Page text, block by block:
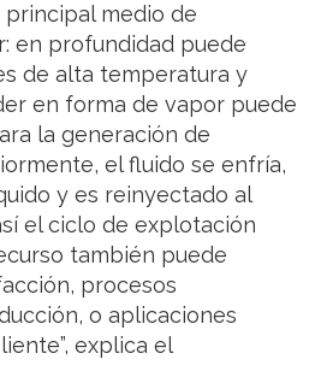
principal medio de
en profundidad puede
de alta temperatura y
en forma de vapor puede
la generación de
el fluido se enfría,
y es reinyectado al
el ciclo de explotación
también puede
procesos
o aplicaciones
explica el